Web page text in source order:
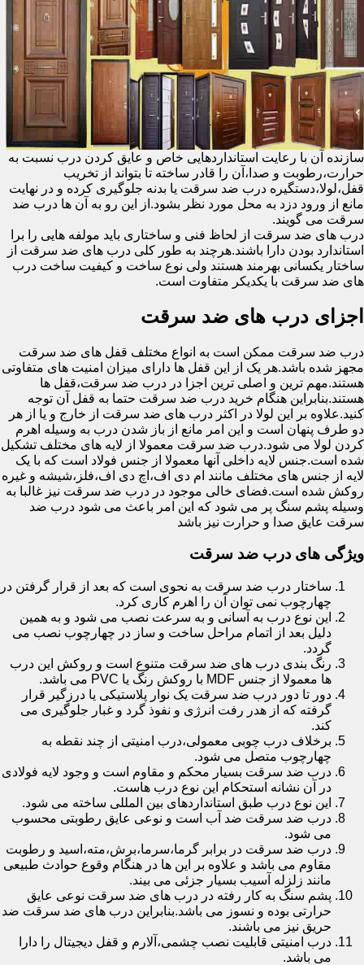
سازنده آن با رعایت استانداردهایی خاص و عایق کردن درب نسبت به
حرارت،رطوبت و صدا،آن را قادر ساخته تا بتواند از تخریب
قفل،لولا،دستگیره درب ضد سرقت یا بدنه جلوگیری کرده و در نهایت
مانع از ورود دزد به محل مورد نظر بشود.از این رو به آن ها درب ضد
سرقت می گویند.
درب های ضد سرقت از لحاظ فنی و ساختاری باید مولفه هایی را برا
استاندارد بودن دارا باشند.هرچند به طور کلی درب های ضد سرقت از
ساختار یکسانی بهرمند هستند ولی نوع ساخت و کیفیت ساخت درب
های ضد سرقت با یکدیکر متفاوت است.
اجزای درب های ضد سرقت
درب ضد سرقت ممکن است به انواع مختلف قفل های ضد سرقت
مجهز شده باشد.هر یک از این قفل ها دارای میزان امنیت های متفاوتی
هستند.مهم ترین و اصلی ترین اجزا در درب ضد سرقت،قفل ها
هستند.بنابراین هنگام خرید درب ضد سرقت حتما به قفل آن توجه
کنید.علاوه بر این لولا در اکثر درب های ضد سرقت از خارج و یا از هر
دو طرف پنهان است و این امر مانع از باز شدن درب به وسیله اهرم
کردن لولا می شود.درب ضد سرقت معمولا از لایه های مختلف تشکیل
شده است.جنس لایه داخلی آنها معمولا از جنس فولاد است که با یک
لایه از جنس های مختلف مانند ام دی اف،اچ دی اف،فلز،شیشه و غیره
روکش شده است.فضای خالی موجود در درب ضد سرقت نیز غالبا به
وسیله پشم سنگ پر می شود که این امر باعث می شود درب ضد
سرقت عایق صدا و حرارت نیز باشد
ویژگی های درب ضد سرقت
ساختار درب ضد سرقت به نحوی است که بعد از قرار گرفتن در
چهارچوب نمی توان آن را اهرم کاری کرد.
این نوع درب به آسانی و به سرعت نصب می شود و به همین
دلیل بعد از اتمام مراحل ساخت و ساز در چهارچوب نصب می
گردد.
رنگ بندی درب های ضد سرقت متنوع است و روکش این درب
ها معمولا از جنس MDF با روکش رنگ یا PVC می باشد.
دور تا دور درب ضد سرقت یک نوار پلاستیکی یا درزگیر قرار
گرفته که از هدر رفت انرژی و نفوذ گرد و غبار جلوگیری می
کند.
برخلاف درب چوبی معمولی،درب امنیتی از چند نقطه به
چهارچوب متصل می شود.
درب ضد سرقت بسیار محکم و مقاوم است و وجود لایه فولادی
در آن نشانه استحکام این نوع درب هاست.
این نوع درب طبق استانداردهای بین المللی ساخته می شود.
درب ضد سرقت ضد آب است و نوعی عایق رطوبتی محسوب
می شود.
درب ضد سرقت در برابر گرما،سرما،برش،مته،اسید و رطوبت
مقاوم می باشد و علاوه بر این ها در هنگام وقوع حوادث طبیعی
مانند زلزله آسیب بسیار جزئی می بیند.
پشم سنگ به کار رفته در درب های ضد سرقت نوعی عایق
حرارتی بوده و نسوز می باشد.بنابراین درب های ضد سرقت ضد
حریق نیز می باشند.
درب امنیتی قابلیت نصب چشمی،آلارم و قفل دیجیتال را دارا
می باشد.